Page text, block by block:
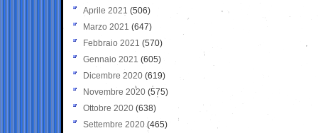
Aprile 2021 (506)
Marzo 2021 (647)
Febbraio 2021 (570)
Gennaio 2021 (605)
Dicembre 2020 (619)
Novembre 2020 (575)
Ottobre 2020 (638)
Settembre 2020(465)